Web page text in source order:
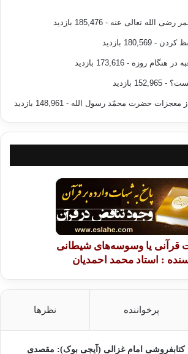
. این احتمال هم وجود دارد که ، قبیله ی
اصیل کردی هستند ) همان اجداد اکرادگوران
ها را به آتش کشیده و نابود کردند و تا قلب
بابل را اشغال نمودند . حاکمیت پادشاهان کاسی در بابل 4 قرن به
این دولت خیلی ناقص و اعتقاد بر این بود که
حکومت گوتی ها در مقایسه با سومر و آکاد
بوده است . اما اکتشافات تازه و به دست
در منطقه ی خوزستان مشخص می کنند که
مخصوص به خود به نام های کاشو ، خاربی ،
…. ، داشته اند . پادشاهان کاسی به تقالید
اهتمام می ورزیدند . گاندیش ( خان دژ )
اولین پادشاه کاس بود که حوالی 1600 قبل از میلاد بر بابل چیره و به
چهار گانه مشهور شد .
ها به نام پادشاه سرزمین گوتی هم نامیده
را پیش می آورد که قبیله ی کاسی که
مشهورند گوتیوم قلب سرزمین اکراد را
رضی الله تعالی عنه - 185,476 بازدید
کردن - 180,569 بازدید
در هنگام روزه - 173,616 بازدید
- 152,965 بازدید
معجزات حضرت محمّد رسول الله - 148,961 بازدید
قرآنی یا وسوسه‌های شیطانی
: استاد محمد احمدیان
پرخواننده نظرها
کتابفروشی امام غزالی (آیجی بوک): مقصدی